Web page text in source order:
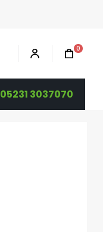
0
05231 3037070